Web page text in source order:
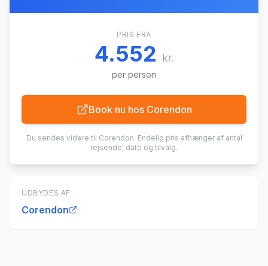
PRIS FRA
4.552 kr.
per person
Book nu hos Corendon
Du sendes videre til Corendon. Endelig pris afhænger af antal
rejsende, dato og tilvalg.
UDBYDES AF
Corendon